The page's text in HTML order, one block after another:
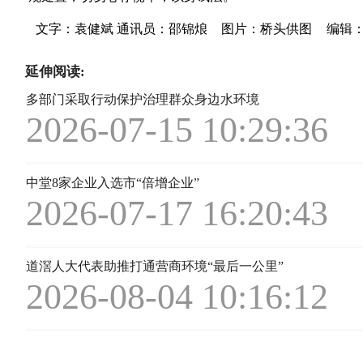
文字：袁健斌 通讯员：邵锦烺 图片：桥头供图 编辑
延伸阅读:
多部门采取行动保护治理群众身边水环境
2026-07-15 10:29:36
中堂8家企业入选市“倍增企业”
2026-07-17 16:20:43
道滘人大代表助推打通营商环境“最后一公里”
2026-08-04 10:16:12